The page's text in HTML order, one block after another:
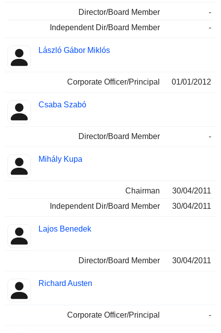
Director/Board Member
-
Independent Dir/Board Member
-
László Gábor Miklós
Corporate Officer/Principal 01/01/2012
Csaba Szabó
Director/Board Member -
Mihály Kupa
Chairman
30/04/2011
Independent Dir/Board Member
30/04/2011
Lajos Benedek
Director/Board Member 30/04/2011
Richard Austen
Corporate Officer/Principal -